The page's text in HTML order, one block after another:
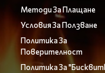
Методи За Плащане
Условия За Ползване
Политика За
Поверителност
Политика За